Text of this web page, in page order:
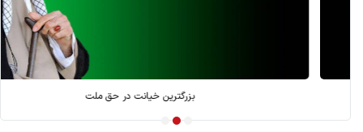
بازسازی بعد از جنگ؛ کارویژه بانک توسعه